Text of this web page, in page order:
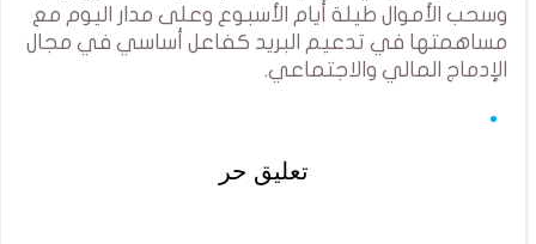
وسحب الأموال طيلة أيام الأسبوع وعلى مدار اليوم مع
مساهمتها في تدعيم البريد كفاعل أساسي في مجال
الإدماج المالي والاجتماعي.
تعليق حر